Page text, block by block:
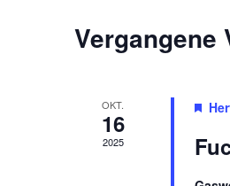
Vergangene
OKT.
16
2025